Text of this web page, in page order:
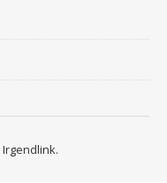
Irgendlink.